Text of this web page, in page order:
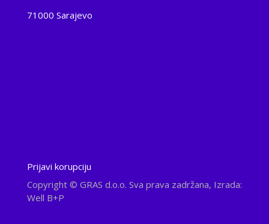
71000 Sarajevo
Prijavi korupciju
Copyright © GRAS d.o.o. Sva prava zadržana, Izrada:
Well B+P